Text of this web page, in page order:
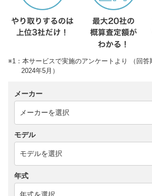
※1：本サービスで実施のアンケートより （回答
2024年5月）
メーカー
モデル
年式